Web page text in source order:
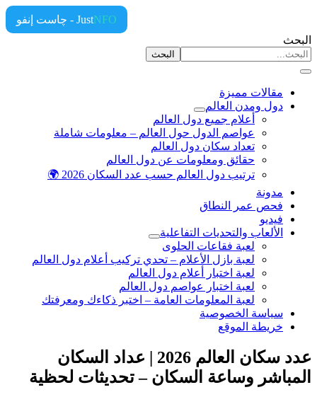
Just - چاست إنفو
مقالات مميزة
دول ومدن العالم
أعلام جميع دول العالم
عواصم الدول حول العالم – معلومات شاملة
تعداد سكان دول العالم
حقائق ومعلومات عن دول العالم
ترتيب دول العالم حسب عدد السكان 2026 🌍
مدونة
فحص عمر النطاق
فيديو
الألعاب والتحديات التفاعلية
لعبة فقاعات الحلوى
لعبة بازل الأعلام – تحدي تركيب أعلام دول العالم
لعبة اختبار أعلام دول العالم
لعبة اختبار عواصم دول العالم
لعبة المعلومات العامة – اختبر ذكاءك ومعرفتك
سياسة الخصوصية
خريطة الموقع
عدد سكان العالم 2026 | عداد السكان
وساعة السكان – تحديثات لحظية